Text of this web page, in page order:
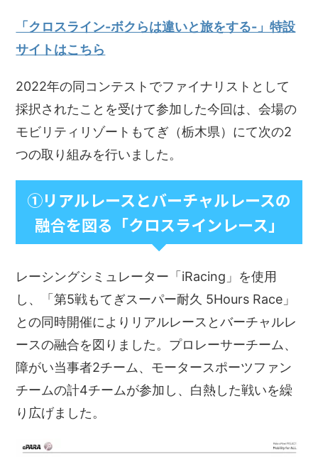
「クロスライン-ボクらは違いと旅をする-」特設
サイトはこちら
2022年の同コンテストでファイナリストとして
採択されたことを受けて参加した今回は、会場の
モビリティリゾートもてぎ（栃木県）にて次の2
つの取り組みを行いました。
①リアルレースとバーチャルレースの
融合を図る「クロスラインレース」
レーシングシミュレーター「iRacing」を使用
し、「第5戦もてぎスーパー耐久 5Hours Race」
との同時開催によりリアルレースとバーチャルレ
ースの融合を図りました。プロレーサーチーム、
障がい当事者2チーム、モータースポーツファン
チームの計4チームが参加し、白熱した戦いを繰
り広げました。